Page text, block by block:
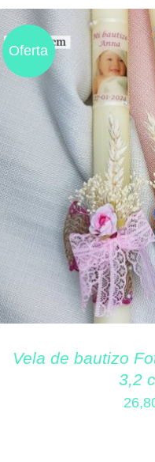
Oferta
Vela de bautizo
3,2